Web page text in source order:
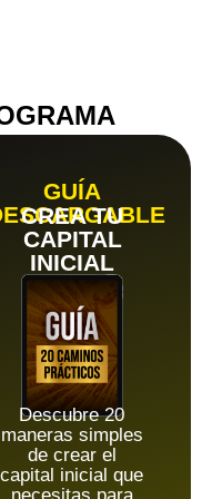
GUÍA
CREA TU
CAPITAL
INICIAL
Descubre 20
maneras simples
de crear el
capital inicial que